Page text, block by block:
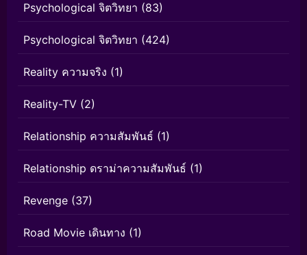
Psychological จิตวิทยา (83)
Psychological จิตวิทยา (424)
Reality ความจริง (1)
Reality-TV (2)
Relationship ความสัมพันธ์ (1)
Relationship ดราม่าความสัมพันธ์ (1)
Revenge (37)
Road Movie เดินทาง (1)